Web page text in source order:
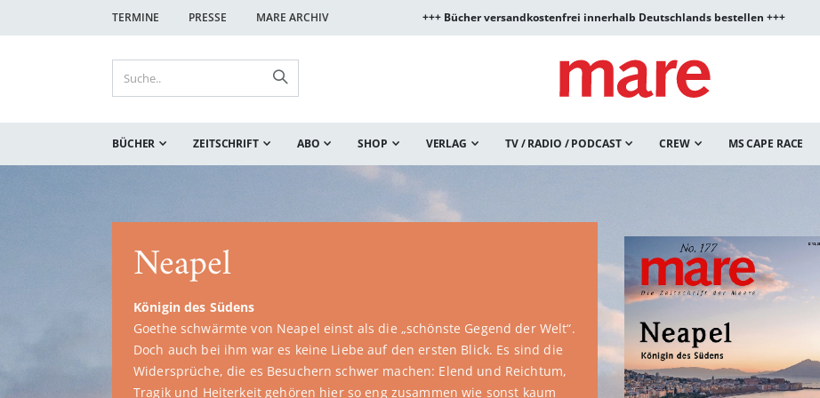
TERMINE PRESSE MARE ARCHIV +++ Bücher versandkostenfrei innerhalb Deutschlands bestellen +++
BÜCHER ZEITSCHRIFT ABO SHOP VERLAG TV / RADIO / PODCAST CREW MS CAPE RACE
Diego Muzzio
Goliaths Auge
So verstörend wie Poe, so raffiniert wie Stevenson, so schaurig wie